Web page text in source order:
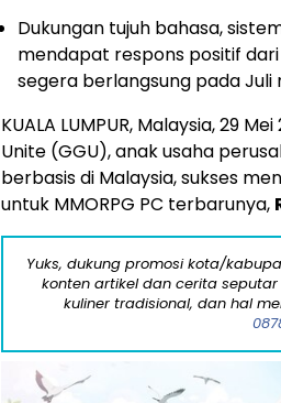
Dukungan tujuh bahasa,
mendapat respons positif
segera berlangsung pada
KUALA LUMPUR, Malaysia, 29
Unite (GGU), anak usaha
berbasis di Malaysia, sukses
untuk MMORPG PC terbarunya,
Yuks, dukung promosi kota/
konten artikel dan cerita
kuliner tradisional, dan hal